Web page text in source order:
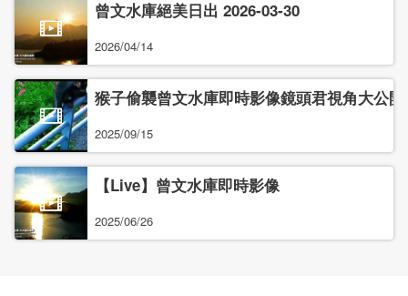
曾文水庫絕美日出 2026-03-30
2026/04/14
猴子偷襲曾文水庫即時影像鏡頭君視角大公開
2025/09/15
【Live】曾文水庫即時影像
2025/06/26